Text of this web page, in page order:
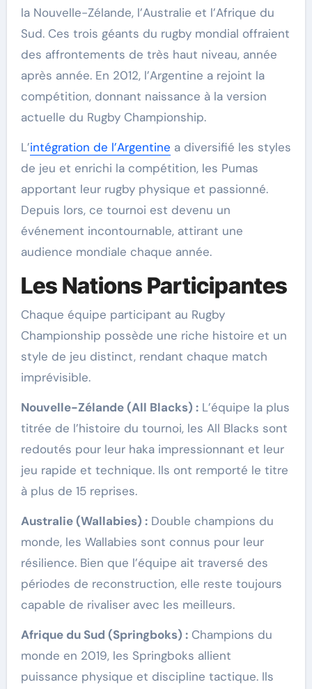
la Nouvelle-Zélande, l’Australie et l’Afrique du
Sud. Ces trois géants du rugby mondial offraient
des affrontements de très haut niveau, année
après année. En 2012, l’Argentine a rejoint la
compétition, donnant naissance à la version
actuelle du Rugby Championship.
L’intégration de l’Argentine a diversifié les styles
de jeu et enrichi la compétition, les Pumas
apportant leur rugby physique et passionné.
Depuis lors, ce tournoi est devenu un
événement incontournable, attirant une
audience mondiale chaque année.
Les Nations Participantes
Chaque équipe participant au Rugby
Championship possède une riche histoire et un
style de jeu distinct, rendant chaque match
imprévisible.
Nouvelle-Zélande (All Blacks) :L’équipe la plus
titrée de l’histoire du tournoi, les All Blacks sont
redoutés pour leur haka impressionnant et leur
jeu rapide et technique. Ils ont remporté le titre
à plus de 15 reprises.
Australie (Wallabies) :Double champions du
monde, les Wallabies sont connus pour leur
résilience. Bien que l’équipe ait traversé des
périodes de reconstruction, elle reste toujours
capable de rivaliser avec les meilleurs.
Afrique du Sud (Springboks) :Champions du
monde en 2019, les Springboks allient
puissance physique et discipline tactique. Ils